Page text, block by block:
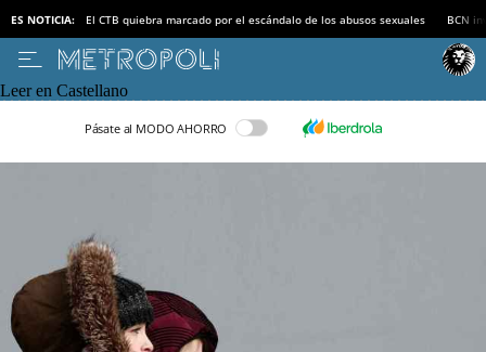
ES NOTICIA: El CTB quiebra marcado por el escándalo de los abusos sexuales BCN
Leer en Castellano
Pásate al MODO AHORRO